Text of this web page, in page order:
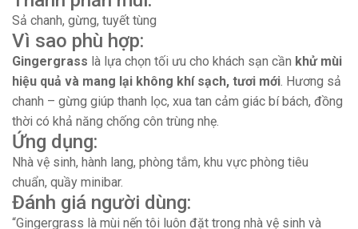
Sả chanh, gừng, tuyết tùng
Vì sao phù hợp:
Gingergrass là lựa chọn tối ưu cho khách sạn cần khử mùi
hiệu quả và mang lại không khí sạch, tươi mới. Hương sả
chanh – gừng giúp thanh lọc, xua tan cảm giác bí bách, đồng
thời có khả năng chống côn trùng nhẹ.
Ứng dụng:
Nhà vệ sinh, hành lang, phòng tắm, khu vực phòng tiêu
chuẩn, quầy minibar.
Đánh giá người dùng:
“Gingergrass là mùi nến tôi luôn đặt trong nhà vệ sinh và